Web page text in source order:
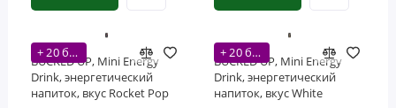
+ 20 бонусов
BUCKED UP, Mini Energy
Drink, энергетический
напиток, вкус Rocket Pop
+ 20 бонусов
BUCKED UP, Mini Energy
Drink, энергетический
напиток, вкус White